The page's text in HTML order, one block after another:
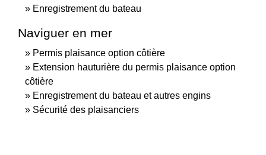
Enregistrement du bateau
Naviguer en mer
Permis plaisance option côtière
Extension hauturière du permis plaisance option
côtière
Enregistrement du bateau et autres engins
Sécurité des plaisanciers